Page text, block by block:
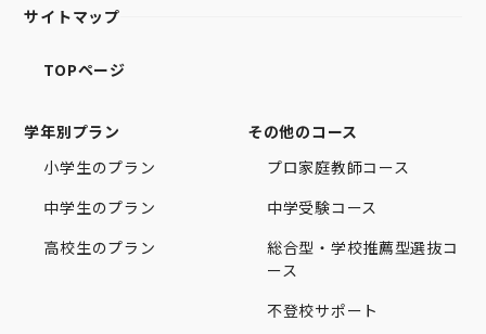
サイトマップ
TOPページ
学年別プラン
小学生のプラン
中学生のプラン
高校生のプラン
その他のコース
プロ家庭教師コース
中学受験コース
総合型・学校推薦型選抜コ
ース
不登校サポート